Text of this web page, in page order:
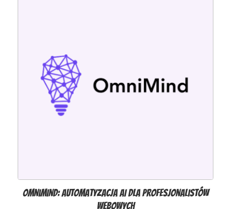
OmniMind: automatyzacja AI dla profesjonalistów
webowych